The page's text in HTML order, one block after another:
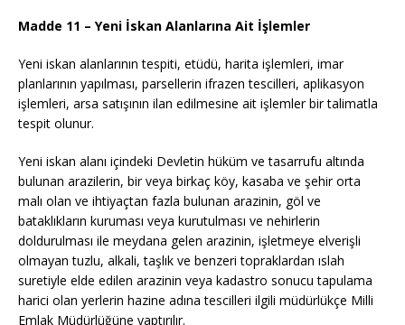
Madde 11 – Yeni İskan Alanlarına Ait İşlemler
Yeni iskan alanlarının tespiti, etüdü, harita işlemleri, imar
planlarının yapılması, parsellerin ifrazen tescilleri, aplikasyon
işlemleri, arsa satışının ilan edilmesine ait işlemler bir talimatla
tespit olunur.
Yeni iskan alanı içindeki Devletin hüküm ve tasarrufu altında
bulunan arazilerin, bir veya birkaç köy, kasaba ve şehir orta
malı olan ve ihtiyaçtan fazla bulunan arazinin, göl ve
bataklıkların kuruması veya kurutulması ve nehirlerin
doldurulması ile meydana gelen arazinin, işletmeye elverişli
olmayan tuzlu, alkali, taşlık ve benzeri topraklardan ıslah
suretiyle elde edilen arazinin veya kadastro sonucu tapulama
harici olan yerlerin hazine adına tescilleri ilgili müdürlükçe Milli
Emlak Müdürlüğüne yaptırılır.